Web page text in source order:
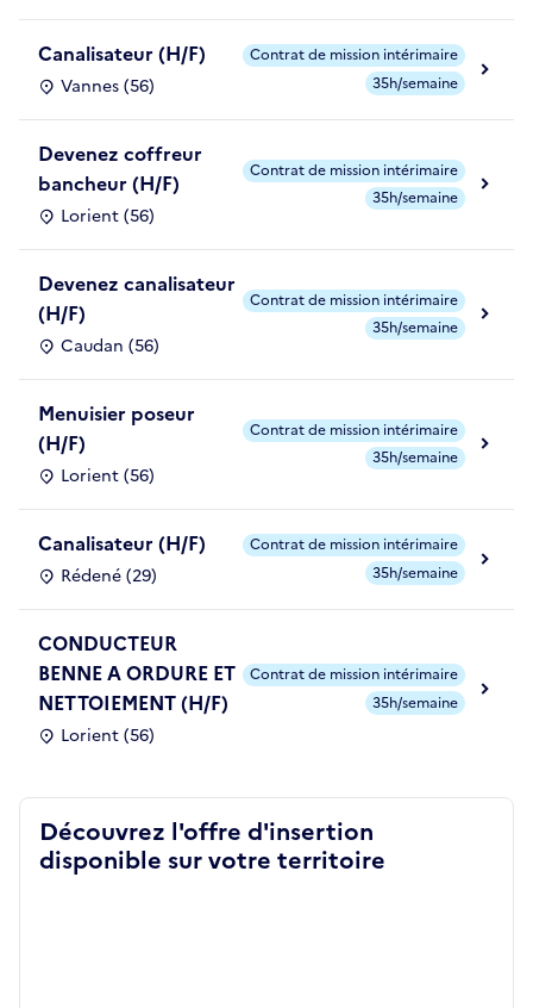
Canalisateur (H/F)
Vannes (56)
Contrat de mission intérimaire
35h/semaine
Devenez coffreur
bancheur (H/F)
Lorient (56)
Contrat de mission intérimaire
35h/semaine
Devenez canalisateur
(H/F)
Caudan (56)
Contrat de mission intérimaire
35h/semaine
Menuisier poseur
(H/F)
Lorient (56)
Contrat de mission intérimaire
35h/semaine
Canalisateur (H/F)
Rédené (29)
Contrat de mission intérimaire
35h/semaine
CONDUCTEUR
BENNE A ORDURE ET
NETTOIEMENT (H/F)
Lorient (56)
Contrat de mission intérimaire
35h/semaine
Découvrez l'offre d'insertion
disponible sur votre territoire